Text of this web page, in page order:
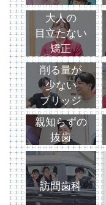
大人の
目立たない
矯正
削る量が
少ない
ブリッジ
親知らずの
抜歯
訪問歯科